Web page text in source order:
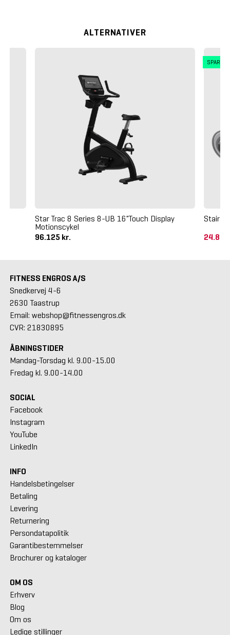
ALTERNATIVER
Star Trac 8 Series 8-UB 16"Touch Display
Motionscykel
96.125 kr.
SPAR
FITNESS ENGROS A/S
Snedkervej 4-6
2630 Taastrup
Email: webshop@fitnessengros.dk
CVR: 21830895
ÅBNINGSTIDER
Mandag-Torsdag kl. 9.00-15.00
Fredag kl. 9.00-14.00
SOCIAL
Facebook
Instagram
YouTube
LinkedIn
INFO
Handelsbetingelser
Betaling
Levering
Returnering
Persondatapolitik
Garantibestemmelser
Brochurer og kataloger
OM OS
Erhverv
Blog
Om os
Ledige stillinger